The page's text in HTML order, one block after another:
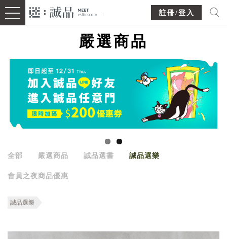
註冊/登入
嚴選商品
全部 嚴選商品 誠品選書 誠品選樂
會員之夜商品優惠
誠品選樂